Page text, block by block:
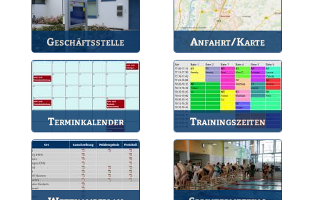
Geschäftsstelle
Anlaufstelle für alle
Anfahrt/Karte
So können Sie uns
erreichen.
Terminkalender
Die Termine des BSV.
Trainingszeiten
Bahnbelegungen der
Gruppen.